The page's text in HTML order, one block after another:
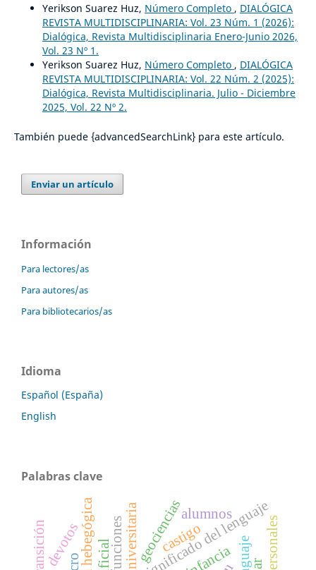
Yerikson Suarez Huz, Número Completo , DIALÓGICA
REVISTA MULTIDISCIPLINARIA: Vol. 23 Núm. 1 (2026):
Dialógica, Revista Multidisciplinaria Enero-Junio 2026,
Vol. 23 Nº 1.
Yerikson Suarez Huz, Número Completo , DIALÓGICA
REVISTA MULTIDISCIPLINARIA: Vol. 22 Núm. 2 (2025):
Dialógica, Revista Multidisciplinaria. Julio - Diciembre
2025, Vol. 22 Nº 2.
También puede {advancedSearchLink} para este artículo.
Enviar un artículo
Información
Para lectores/as
Para autores/as
Para bibliotecarios/as
Idioma
Español (España)
English
Palabras clave
significado del lenguaje
devotos geociencias
castigo
alumnos
funciones